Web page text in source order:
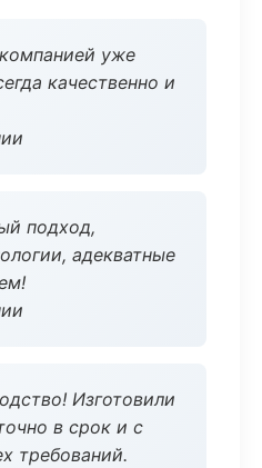
уже
качественно и
подход,
адекватные
Изготовили
в срок и с
требований.